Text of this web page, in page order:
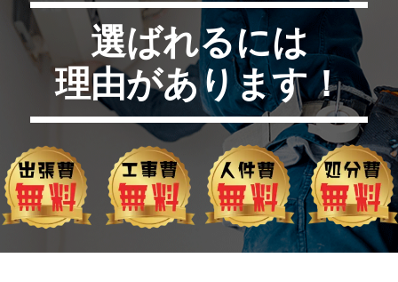
選ばれるには
理由があります！